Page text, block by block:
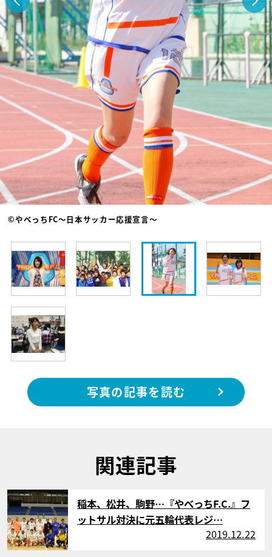
©やべっちFC〜日本サッカー応援宣言〜
写真の記事を読む
関連記事
サムネイル
稲本、松井、駒野…『やべっちF.C.』フ
ットサル対決に元五輪代表レジ…
2019.12.22